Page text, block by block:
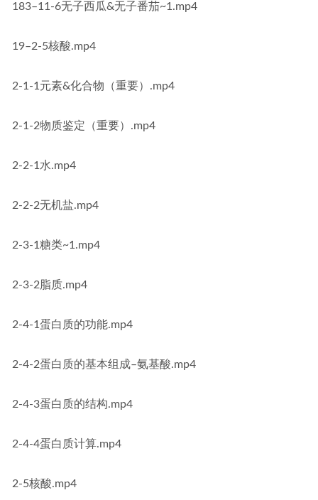
183–11-6无子西瓜&无子番茄~1.mp4
19–2-5核酸.mp4
2-1-1元素&化合物（重要）.mp4
2-1-2物质鉴定（重要）.mp4
2-2-1水.mp4
2-2-2无机盐.mp4
2-3-1糖类~1.mp4
2-3-2脂质.mp4
2-4-1蛋白质的功能.mp4
2-4-2蛋白质的基本组成–氨基酸.mp4
2-4-3蛋白质的结构.mp4
2-4-4蛋白质计算.mp4
2-5核酸.mp4